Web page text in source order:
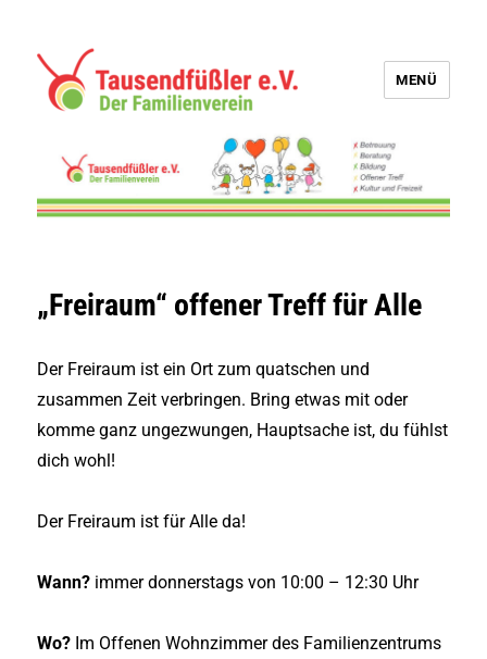
MENÜ
„Freiraum“ offener Treff für Alle
Der Freiraum ist ein Ort zum quatschen und
zusammen Zeit verbringen. Bring etwas mit oder
komme ganz ungezwungen, Hauptsache ist, du fühlst
dich wohl!
Der Freiraum ist für Alle da!
Wann? immer donnerstags von 10:00 – 12:30 Uhr
Wo? Im Offenen Wohnzimmer des Familienzentrums